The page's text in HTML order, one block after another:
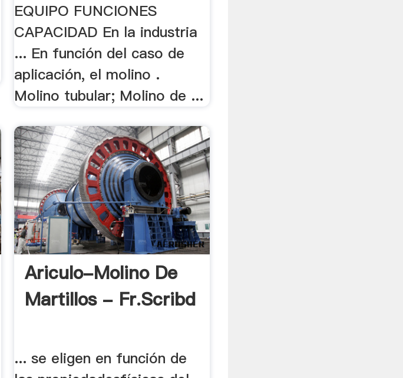
EQUIPO FUNCIONES
CAPACIDAD En la industria
... En función del caso de
aplicación, el molino .
Molino tubular; Molino de ...
Ariculo-Molino De
Martillos - Fr.scribd
... se eligen en función de